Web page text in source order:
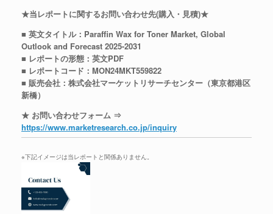
★当レポートに関するお問い合わせ先(購入・見積)★
■ 英文タイトル：Paraffin Wax for Toner Market, Global
Outlook and Forecast 2025-2031
■ レポートの形態：英文PDF
■ レポートコード：MON24MKT559822
■ 販売会社：株式会社マーケットリサーチセンター（東京都港区
新橋）
★ お問い合わせフォーム ⇒
https://www.marketresearch.co.jp/inquiry
※下記イメージは当レポートと関係ありません。